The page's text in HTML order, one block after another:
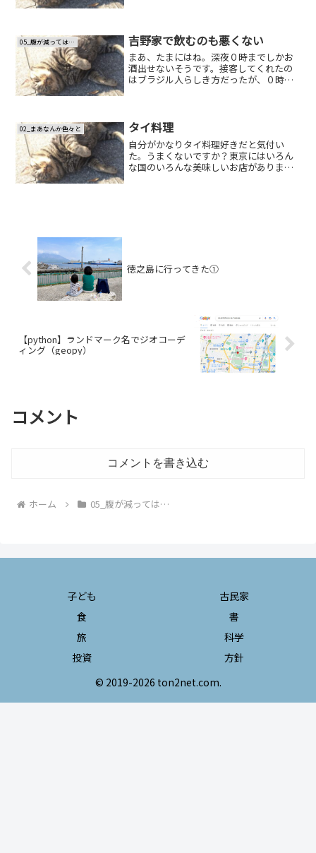
に持って行こうと思います...
05_腹が減っては… 吉野家で飲むのも悪くない
まあ、たまにはね。深夜０時までしかお
酒出せないそうです。接客してくれたの
はブラジル人らしき方だったが、０時丁
りがとうございました。
02_まあなんか色々と タイ料理
自分がかなりタイ料理好きだと気付い
た。うまくないですか？東京にはいろん
な国のいろんな美味しいお店がありま
徳之島に行ってきた①
【python】ランドマーク名でジオコーデ
ィング（geopy）
コメント
コメントを書き込む
ホーム 05_腹が減っては…
子ども
古民家
食
書
旅
科学
投資
方針
© 2019-2026 ton2net.com.